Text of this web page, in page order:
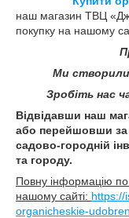
наш магазин ТВЦ
покупку на нашому
Ми
Зробіть нас
Відвідавши наш
або перейшовши за
садово-городній
та городу.
Повну інформацію по
нашому сайті: https://
organicheskie-